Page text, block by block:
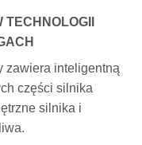
zawiera inteligentną
części silnika
silnika i